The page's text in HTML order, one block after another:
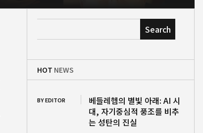
Search
HOT NEWS
BY EDITOR
베들레헴의 별빛 아래: AI 시
대, 자기중심적 풍조를 비추
는 성탄의 진실